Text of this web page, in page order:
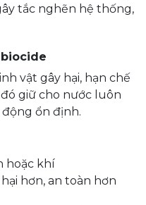
tắc nghẽn hệ thống,
vật gây hại, hạn chế
giữ cho nước luôn
ổn định.
hoặc khí
hơn, an toàn hơn